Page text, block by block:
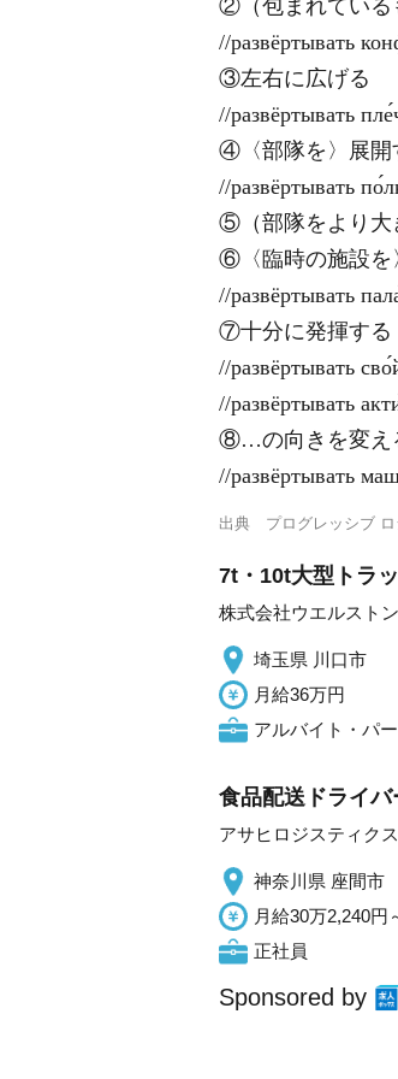
②（包まれている
//развёртывать
③左右に広げる
//развёртывать
④〈部隊を〉展開
//развёртывать
⑤（部隊をより大
⑥〈臨時の施設を
//развёртывать
⑦十分に発揮する
//развёртывать
//развёртывать
⑧…の向きを変え
//развёртывать
出典 プログレッシブ ロ
7t・10t大型トラ
株式会社ウエルスト
埼玉県 川口市
月給36万円
アルバイト・パ
食品配送ドライバ
アサヒロジスティク
神奈川県 座間市
月給30万2,240円
正社員
Sponsored by